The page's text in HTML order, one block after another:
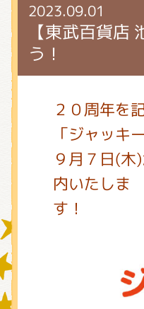
2023.09.01
【東武百貨
う！
２０周年を
「ジャッキ
９月７日(木
内いたしま
す！
絵本・作
グッズイ
ミュージ
おたの